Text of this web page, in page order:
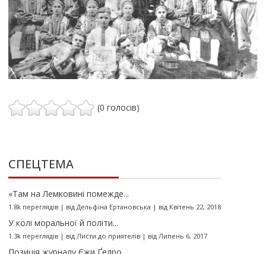
(0 голосів)
СПЕЦТЕМА
«Там на Лемковині помежде...
1.8k переглядів| від Дельфіна Ертановська | від Квітень 22, 2018
У колі моральної й політи...
1.3k переглядів| від Листи до приятелів| від Липень 6, 2017